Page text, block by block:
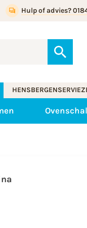
Hulp of advies?